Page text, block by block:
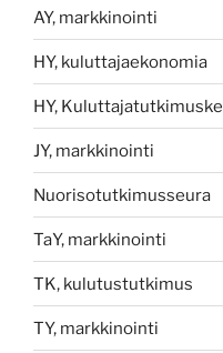
AY, markkinointi
HY, kuluttajaekonomia
HY,
JY, markkinointi
Nuorisotutkimusseura
TaY, markkinointi
TK, kulutustutkimus
TY, markkinointi